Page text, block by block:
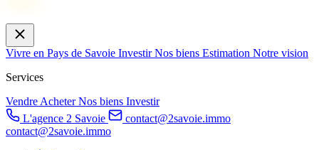
Vivre en Pays de Savoie InvestirNos biens Estimation Notre vision
Services
VendreAcheterNos biens Investir
L'agence 2 Savoie
contact@2savoie.immo
contact@2savoie.immo